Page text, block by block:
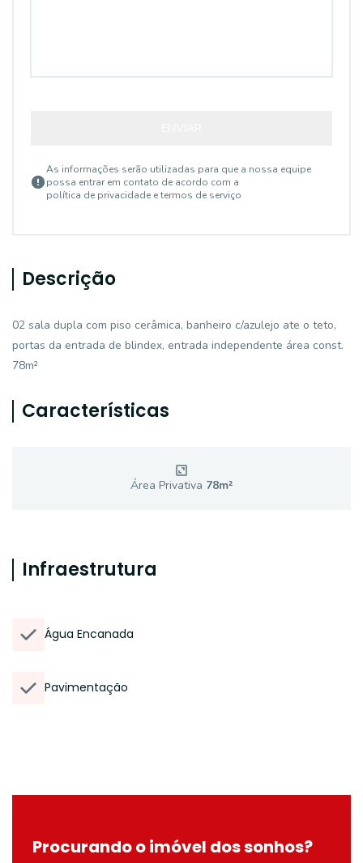
As informações serão utilizadas para que a nossa equipe
possa entrar em contato de acordo com a
política de privacidade e termos de serviço
Descrição
02 sala dupla com piso cerâmica, banheiro c/azulejo ate o teto,
portas da entrada de blindex, entrada independente área const.
78m²
Características
Área Privativa 78m²
Infraestrutura
Água Encanada
Pavimentação
Procurando o imóvel dos sonhos?